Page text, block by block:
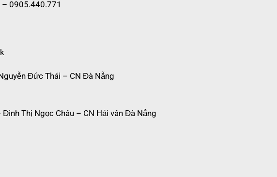
0905.440.771
Đức Thái – CN Đà Nẵng
Thị Ngọc Châu – CN Hải vân Đà Nẵng